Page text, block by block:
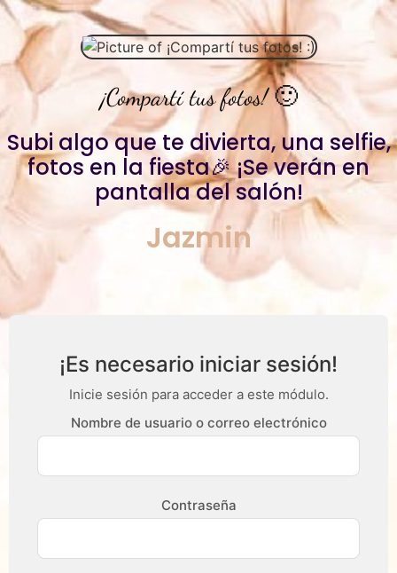
¡Compartí tus fotos! 🙂
Subi algo que te divierta, una selfie,
fotos en la fiesta🎉 ¡Se verán en
pantalla del salón!
Jazmin
¡Es necesario iniciar sesión!
Inicie sesión para acceder a este módulo.
Nombre de usuario o correo electrónico
Contraseña